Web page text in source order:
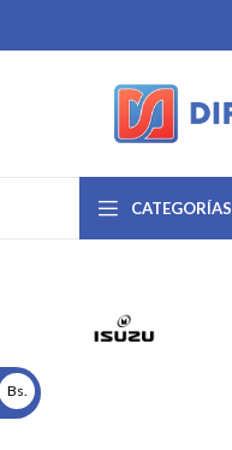
CATEGORÍAS
Bs.